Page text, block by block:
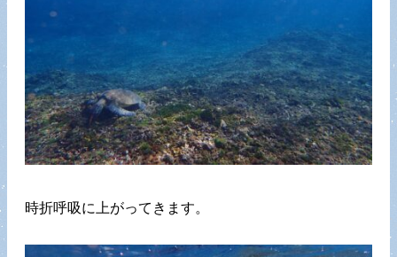
時折呼吸に上がってきます。